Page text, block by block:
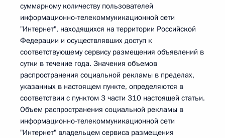
суммарному количеству пользователей
информационно-телекоммуникационной сети
"Интернет", находящихся на территории Российской
Федерации и осуществлявших доступ к
соответствующему сервису размещения объявлений в
сутки в течение года. Значения объемов
распространения социальной рекламы в пределах,
указанных в настоящем пункте, определяются в
соответствии с пунктом 3 части 310 настоящей статьи.
Объем распространения социальной рекламы в
информационно-телекоммуникационной сети
"Интернет" владельцем сервиса размещения